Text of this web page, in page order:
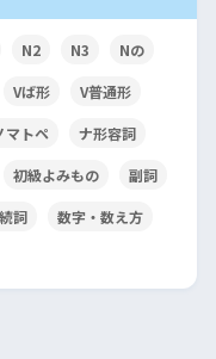
N2 N3 Nの
Vば形 V普通形
マトペ ナ形容詞
初級よみもの 副詞
詞 数字・数え方